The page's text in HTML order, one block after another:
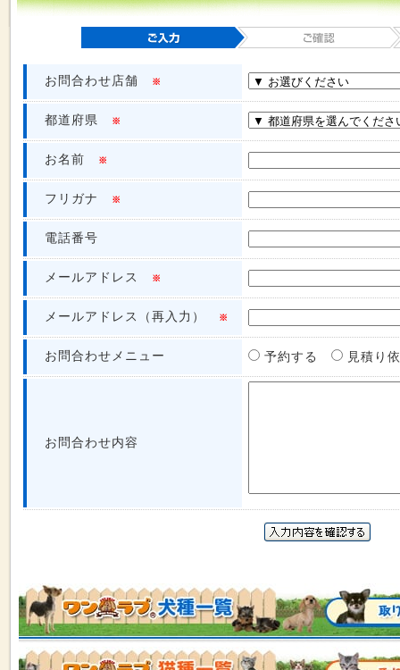
お問合わせ店舗 ※
都道府県 ※
お名前 ※
フリガナ ※
電話番号
メールアドレス ※
メールアドレス（再入力） ※
お問合わせメニュー 予約する 見積り
お問合わせ内容